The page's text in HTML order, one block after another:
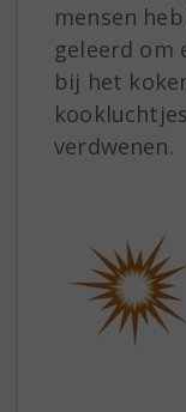
mensen
geleerd om
bij het
verdwenen.